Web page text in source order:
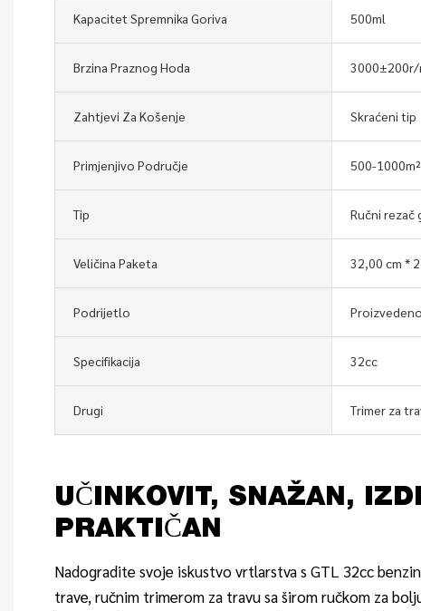
Kapacitet Spremnika Goriva 500ml
Brzina Praznog Hoda 3000±200r/
Zahtjevi Za Košenje Skraćeni tip
Primjenjivo Područje 500-1000m²
Tip Ručni rezač
Veličina Paketa 32,00 cm *
Podrijetlo
Specifikacija 32cc
Drugi Trimer za
UČINKOVIT, SNAŽAN,
PRAKTIČAN
Nadogradite svoje iskustvo vrtlarstva s GTL 32cc
trave, ručnim trimerom za travu sa širom ručkom za